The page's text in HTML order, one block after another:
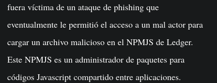
fuera víctima de un ataque de phishing que
eventualmente le permitió el acceso a un mal actor para
cargar un archivo malicioso en el NPMJS de Ledger.
Este NPMJS es un administrador de paquetes para
códigos Javascript compartido entre aplicaciones.